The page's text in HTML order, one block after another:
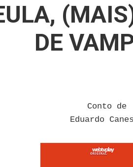
DE
Conto de
Eduardo